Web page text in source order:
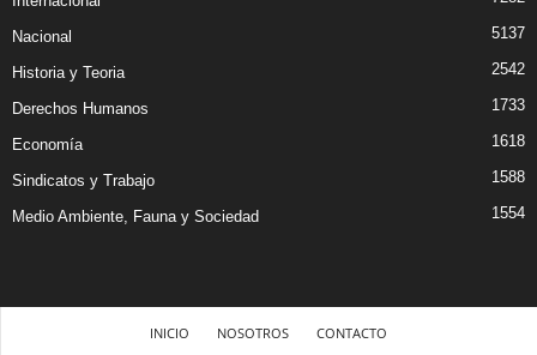
Nacional 5137
Historia y Teoria 2542
Derechos Humanos 1733
Economía 1618
Sindicatos y Trabajo 1588
Medio Ambiente, Fauna y Sociedad 1554
INICIO NOSOTROS CONTACTO